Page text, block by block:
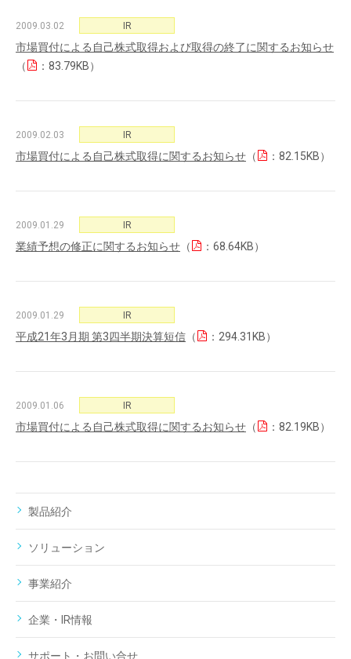
2009.03.02 IR
市場買付による自己株式取得および取得の終了に関するお知らせ
（
：83.79KB）
2009.02.03 IR
市場買付による自己株式取得に関するお知らせ （ ：82.15KB）
2009.01.29 IR
業績予想の修正に関するお知らせ （ ：68.64KB）
2009.01.29 IR
平成21年3月期 第3四半期決算短信 （ ：294.31KB）
2009.01.06 IR
市場買付による自己株式取得に関するお知らせ （ ：82.19KB）
製品紹介
ソリューション
事業紹介
企業・IR情報
サポート・お問い合せ